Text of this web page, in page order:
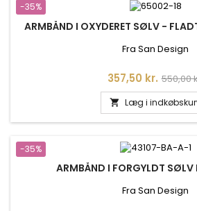
-35%
ARMBÅND I OXYDERET SØLV -
Fra San Design
Pris
357,50 kr. 550,00
 Læg i
-35%
ARMBÅND I FORGYLDT SØLV
Fra San Design